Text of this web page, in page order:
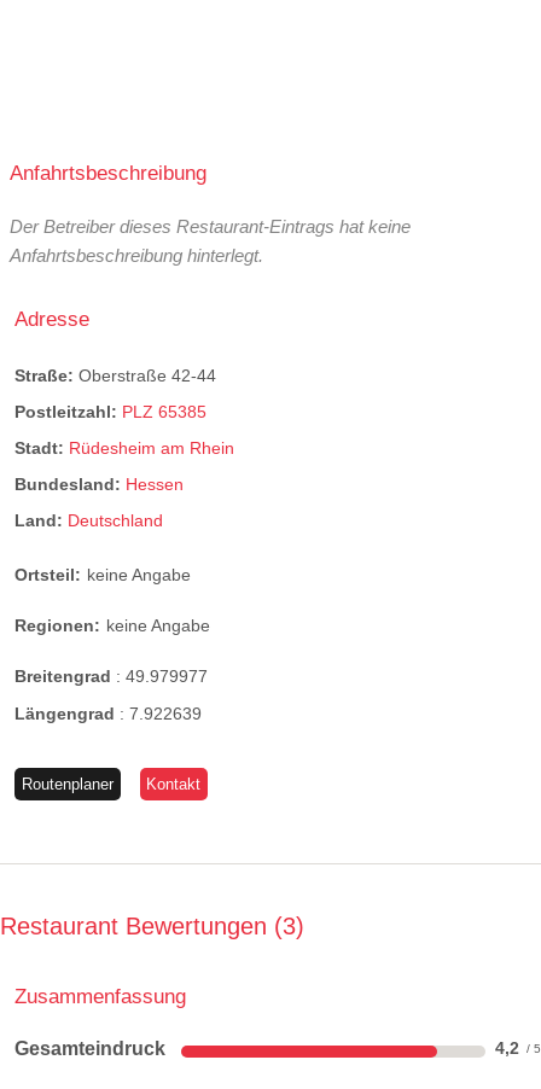
Anfahrtsbeschreibung
Der Betreiber dieses Restaurant-Eintrags hat keine
Anfahrtsbeschreibung hinterlegt.
Adresse
Straße: Oberstraße 42-44
Postleitzahl: PLZ 65385
Stadt: Rüdesheim am Rhein
Bundesland: Hessen
Land: Deutschland
Ortsteil: keine Angabe
Regionen: keine Angabe
Breitengrad : 49.979977
Längengrad : 7.922639
Routenplaner Kontakt
Restaurant Bewertungen 3
Zusammenfassung
Gesamteindruck 4,2